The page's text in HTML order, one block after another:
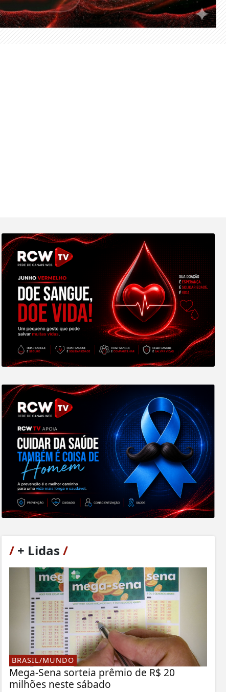
/+ Lidas /
BRASIL/MUNDO
Mega-Sena sorteia prêmio de R$ 20
milhões neste sábado